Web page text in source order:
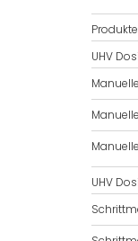
Produkte
UHV
UHV